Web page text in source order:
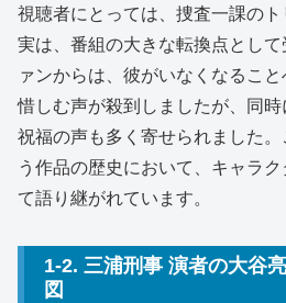
視聴者にとっては、捜査一課の
実は、番組の大きな転換点とし
ァンからは、彼がいなくなるこ
惜しむ声が殺到しましたが、同
祝福の声も多く寄せられました
う作品の歴史において、キャラ
て語り継がれています。
1-2. 三浦刑事 演者の大谷
図